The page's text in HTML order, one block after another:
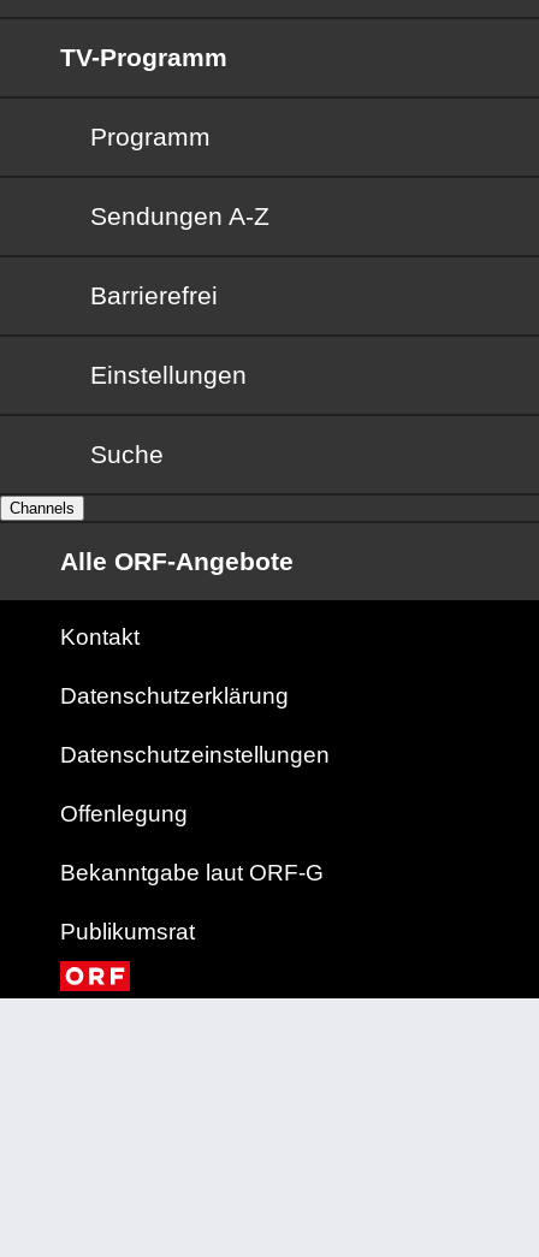
TV-Programm
Programm
Sendungen von A bis Z
Sendungen A-Z
Barrierefrei
Barrierefrei
Einstellungen
Suche
Channels
Alle ORF-Angebote
Kontakt
Datenschutzerklärung
Datenschutzeinstellungen
Offenlegung
Bekanntgabe laut ORF-G
Publikumsrat